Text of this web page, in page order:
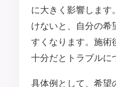
に大きく影響します
けないと、自分の希
すくなります。施術
十分だとトラブルに
具体例として、希望